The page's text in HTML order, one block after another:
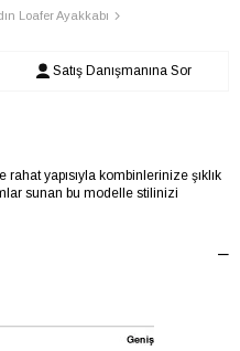
Loafer Ayakkabı
Satış Danışmanına Sor
rahat yapısıyla kombinlerinize şıklık
sunan bu modelle stilinizi